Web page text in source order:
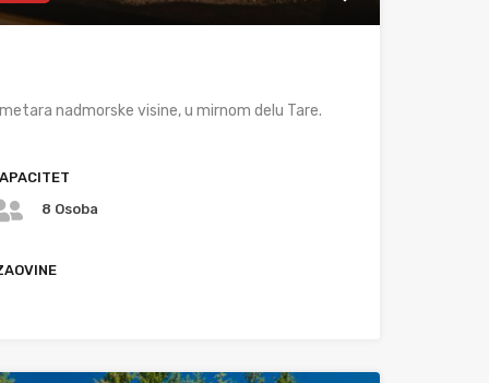
nadmorske visine, u mirnom delu Tare.
8 Osoba